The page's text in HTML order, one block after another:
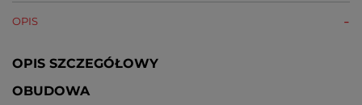
OPIS
OPIS SZCZEGÓŁOWY
OBUDOWA